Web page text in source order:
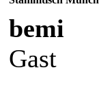
bemi
Gast